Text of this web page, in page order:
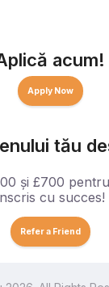
acum!
Apply Now
tău
și £700
cu succes!
Refer a Friend